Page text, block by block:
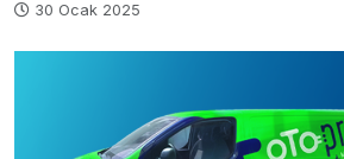
30 Ocak 2025